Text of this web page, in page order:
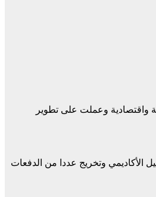
واقتصادية وعملت على تطوير
الأكاديمي وتخريج عددا من الدفعات